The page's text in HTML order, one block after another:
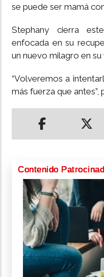
se puede ser mamá
Stephany cierra
enfocada en su
un nuevo milagro en su
“Volveremos a
más fuerza que antes”,
Contenido